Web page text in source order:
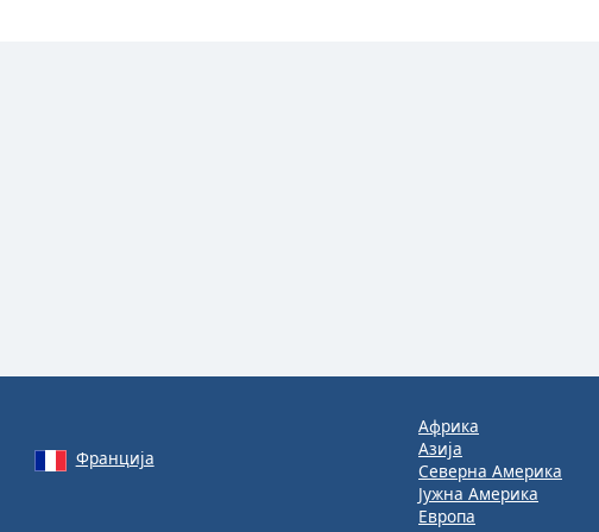
Франција
Африка
Азија
Северна Америка
Јужна Америка
Европа